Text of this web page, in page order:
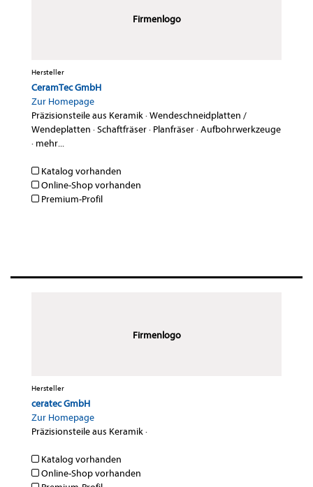
Firmenlogo
Hersteller
CeramTec GmbH
Zur Homepage
Präzisionsteile aus Keramik·Wendeschneidplatten /
Wendeplatten ·Schaftfräser· Planfräser·Aufbohrwerkzeuge
· mehr...
Katalog vorhanden
Online-Shop vorhanden
Premium-Profil
Firmenlogo
Hersteller
ceratec GmbH
Zur Homepage
Präzisionsteile aus Keramik·
Katalog vorhanden
Online-Shop vorhanden